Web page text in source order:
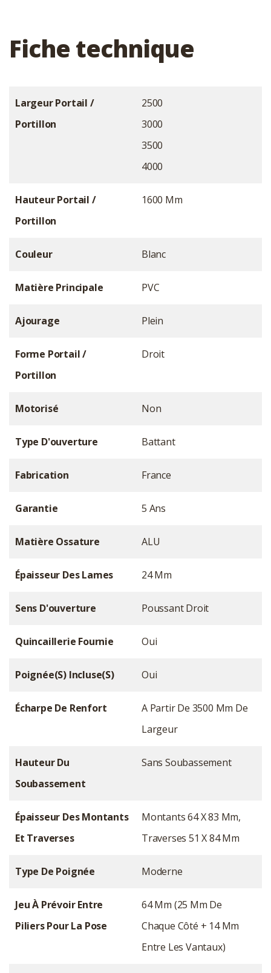
Fiche technique
Largeur Portail /
Portillon
2500
3000
3500
4000
Hauteur Portail /
Portillon
1600 Mm
Couleur Blanc
Matière Principale PVC
Ajourage Plein
Forme Portail /
Portillon
Droit
Motorisé Non
Type D'ouverture Battant
Fabrication France
Garantie 5 Ans
Matière Ossature ALU
Épaisseur Des Lames 24 Mm
Sens D'ouverture Poussant Droit
Quincaillerie Fournie Oui
Poignée(s) Incluse(s) Oui
Écharpe De Renfort
A Partir De 3500 Mm De
Largeur
Hauteur Du
Soubassement
Sans Soubassement
Épaisseur Des Montants
Et Traverses
Montants 64 X 83 Mm,
Traverses 51 X 84 Mm
Type De Poignée Moderne
Jeu À Prévoir Entre
Piliers Pour La Pose
64 Mm (25 Mm De
Chaque Côté + 14 Mm
Entre Les Vantaux)